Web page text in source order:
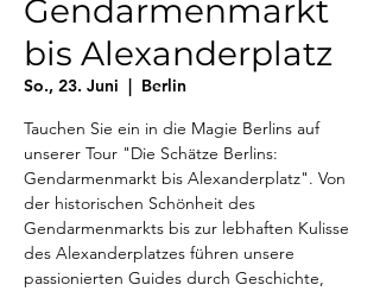
Gendarmenmarkt
bis Alexanderplatz
So., 23. Juni
Berlin
Tauchen Sie ein in die Magie Berlins auf
unserer Tour "Die Schätze Berlins:
Gendarmenmarkt bis Alexanderplatz". Von
der historischen Schönheit des
Gendarmenmarkts bis zur lebhaften Kulisse
des Alexanderplatzes führen unsere
passionierten Guides durch Geschichte,